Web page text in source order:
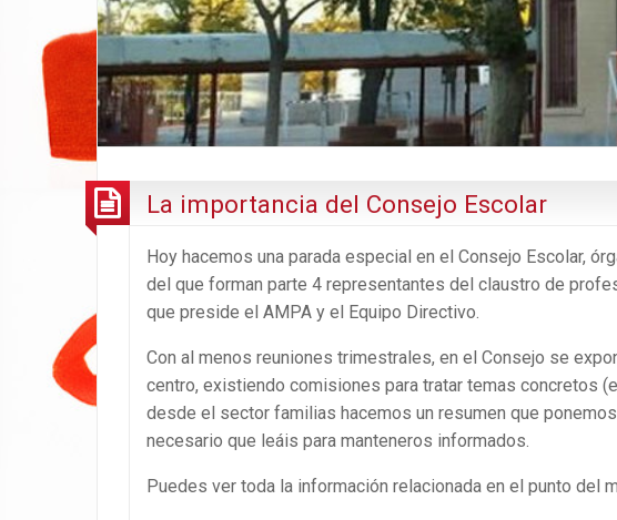
La importancia del Consejo Escolar
Hoy hacemos una parada especial en el Consejo Escolar,
del que forman parte 4 representantes del claustro de
que preside el AMPA y el Equipo Directivo.
Con al menos reuniones trimestrales, en el Consejo se
centro, existiendo comisiones para tratar temas concretos
desde el sector familias hacemos un resumen que
necesario que leáis para manteneros informados.
Puedes ver toda la información relacionada en el punto del